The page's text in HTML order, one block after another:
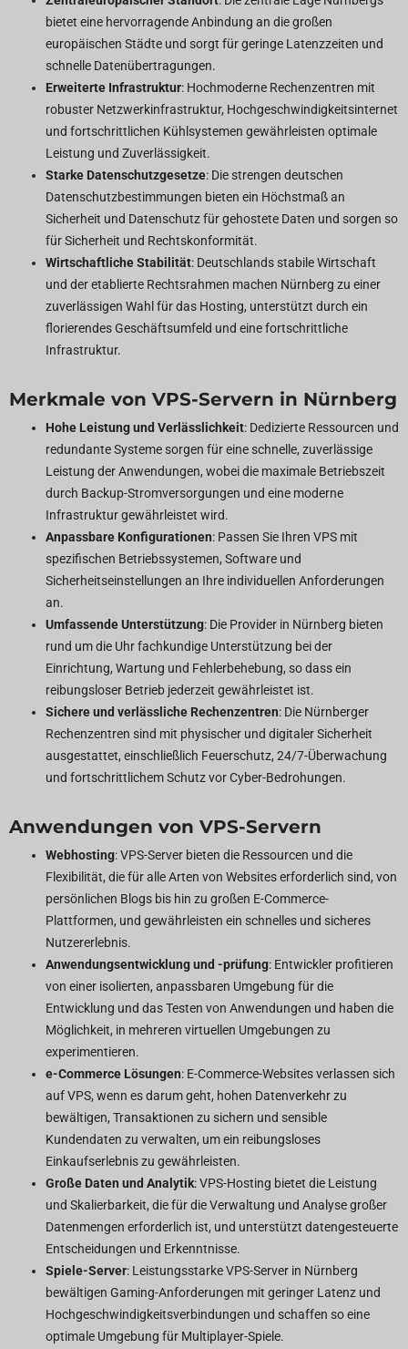
bietet eine hervorragende Anbindung an die großen
europäischen Städte und sorgt für geringe Latenzzeiten und
schnelle Datenübertragungen.
Erweiterte Infrastruktur: Hochmoderne Rechenzentren mit
robuster Netzwerkinfrastruktur, Hochgeschwindigkeitsinternet
und fortschrittlichen Kühlsystemen gewährleisten optimale
Leistung und Zuverlässigkeit.
Starke Datenschutzgesetze: Die strengen deutschen
Datenschutzbestimmungen bieten ein Höchstmaß an
Sicherheit und Datenschutz für gehostete Daten und sorgen so
für Sicherheit und Rechtskonformität.
Wirtschaftliche Stabilität: Deutschlands stabile Wirtschaft
und der etablierte Rechtsrahmen machen Nürnberg zu einer
zuverlässigen Wahl für das Hosting, unterstützt durch ein
florierendes Geschäftsumfeld und eine fortschrittliche
Infrastruktur.
Merkmale von VPS-Servern in Nürnberg
Hohe Leistung und Verlässlichkeit: Dedizierte Ressourcen und
redundante Systeme sorgen für eine schnelle, zuverlässige
Leistung der Anwendungen, wobei die maximale Betriebszeit
durch Backup-Stromversorgungen und eine moderne
Infrastruktur gewährleistet wird.
Anpassbare Konfigurationen: Passen Sie Ihren VPS mit
spezifischen Betriebssystemen, Software und
Sicherheitseinstellungen an Ihre individuellen Anforderungen
an.
Umfassende Unterstützung: Die Provider in Nürnberg bieten
rund um die Uhr fachkundige Unterstützung bei der
Einrichtung, Wartung und Fehlerbehebung, so dass ein
reibungsloser Betrieb jederzeit gewährleistet ist.
Sichere und verlässliche Rechenzentren: Die Nürnberger
Rechenzentren sind mit physischer und digitaler Sicherheit
ausgestattet, einschließlich Feuerschutz, 24/7-Überwachung
und fortschrittlichem Schutz vor Cyber-Bedrohungen.
Anwendungen von VPS-Servern
Webhosting: VPS-Server bieten die Ressourcen und die
Flexibilität, die für alle Arten von Websites erforderlich sind, von
persönlichen Blogs bis hin zu großen E-Commerce-
Plattformen, und gewährleisten ein schnelles und sicheres
Nutzererlebnis.
Anwendungsentwicklung und -prüfung: Entwickler profitieren
von einer isolierten, anpassbaren Umgebung für die
Entwicklung und das Testen von Anwendungen und haben die
Möglichkeit, in mehreren virtuellen Umgebungen zu
experimentieren.
e-Commerce Lösungen: E-Commerce-Websites verlassen sich
auf VPS, wenn es darum geht, hohen Datenverkehr zu
bewältigen, Transaktionen zu sichern und sensible
Kundendaten zu verwalten, um ein reibungsloses
Einkaufserlebnis zu gewährleisten.
Große Daten und Analytik: VPS-Hosting bietet die Leistung
und Skalierbarkeit, die für die Verwaltung und Analyse großer
Datenmengen erforderlich ist, und unterstützt datengesteuerte
Entscheidungen und Erkenntnisse.
Spiele-Server: Leistungsstarke VPS-Server in Nürnberg
bewältigen Gaming-Anforderungen mit geringer Latenz und
Hochgeschwindigkeitsverbindungen und schaffen so eine
optimale Umgebung für Multiplayer-Spiele.